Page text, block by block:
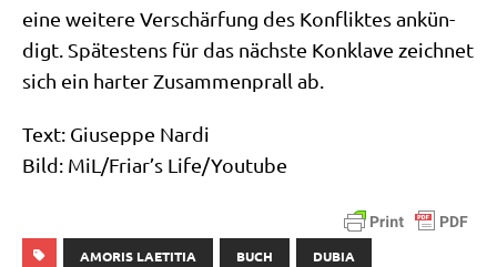
eine wei­te­re Ver­schär­fung des Kon­flik­tes ankün­
digt. Spä­te­stens für das näch­ste Kon­kla­ve zeich­net
sich ein har­ter Zusam­men­prall ab.
Text: Giu­sep­pe Nardi
Bild: MiL/Friar’s Life/​Youtube
AMORIS LAETITIA BUCH DUBIA